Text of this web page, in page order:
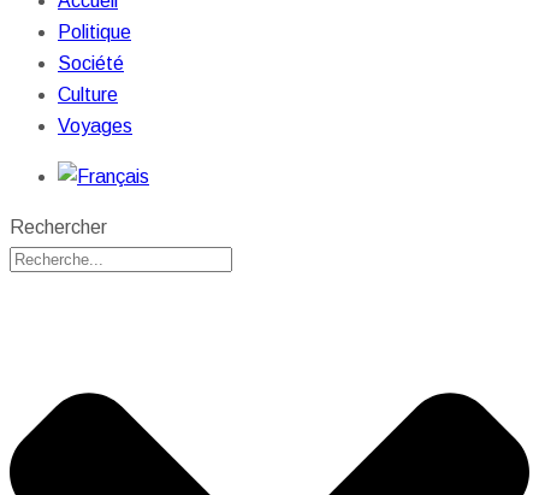
Politique
Société
Culture
Voyages
Rechercher